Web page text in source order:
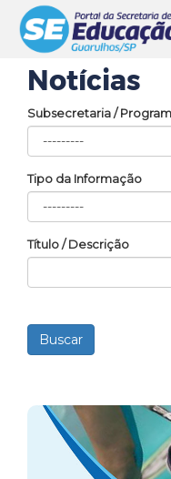
Notícias
Subsecretaria /
Tipo da Informação
Título / Descrição